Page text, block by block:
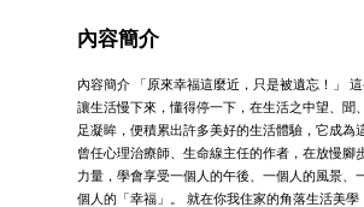
內容簡介
內容簡介 「原來幸福這麼近，只是被遺忘！」
讓生活慢下來，懂得停一下，在生活之中望、聞
足凝眸，便積累出許多美好的生活體驗，它成為
曾任心理治療師、生命線主任的作者，在放慢腳
力量，學會享受一個人的午後、一個人的風景、
個人的「幸福」。 就在你我住家的角落生活美學